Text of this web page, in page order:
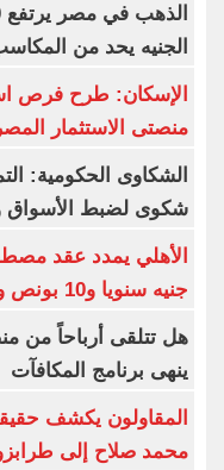
الجنيه يحد من
الإسكان: طرح فرص
منصتى الاستثمار
شكوى لضبط الأسواق
جنيه سنويا و10 بونص وإعلانات
ينهى برنامج المكافآت
المقاولون يكشف
محمد صلاح إلى